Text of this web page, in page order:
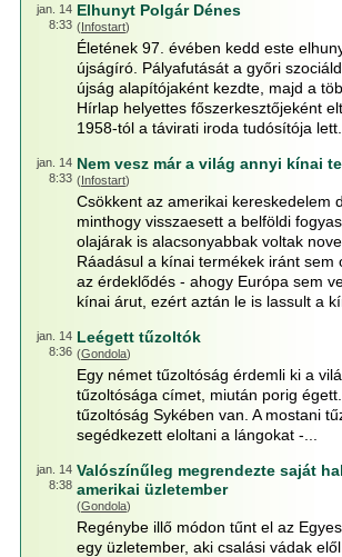
jan. 14
8:33
Elhunyt Polgár Dénes
(Infostart)
Életének 97. évében kedd este
újságíró. Pályafutását a győri
újság alapítójaként kezdte, majd a
Hírlap helyettes főszerkesztőjeként
1958-tól a távirati iroda tudósítója lett.
jan. 14
8:33
Nem vesz már a világ annyi kínai
(Infostart)
Csökkent az amerikai kereskedelem
minthogy visszaesett a belföldi
olajárak is alacsonyabbak voltak
Ráadásul a kínai termékek iránt sem
az érdeklődés - ahogy Európa sem
kínai árut, ezért aztán le is lassult a
jan. 14
8:36
Leégett tűzoltók
(Gondola)
Egy német tűzoltóság érdemli ki a
tűzoltósága címet, miután porig
tűzoltóság Sykében van. A mostani
segédkezett eloltani a lángokat -...
jan. 14
8:38
Valószínűleg megrendezte saját
amerikai üzletember
(Gondola)
Regénybe illő módon tűnt el az
egy üzletember, aki csalási vádak